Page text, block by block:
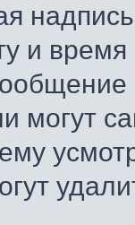
и
могут